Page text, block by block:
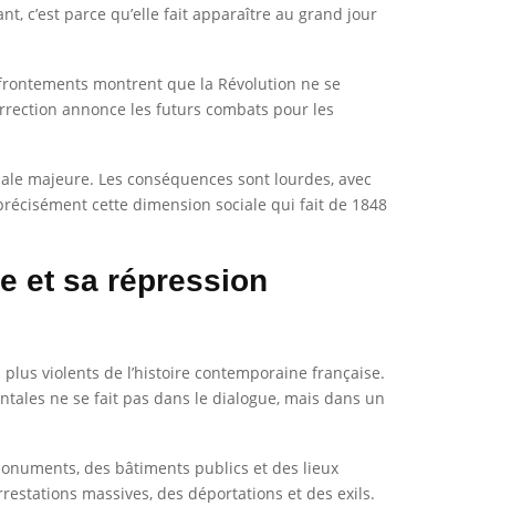
c’est parce qu’elle fait apparaître au grand jour
montrent que la Révolution ne se
annonce les futurs combats pour les
majeure. Les conséquences sont lourdes, avec
cette dimension sociale qui fait de 1848
et sa répression
plus violents de l’histoire contemporaine française.
ne se fait pas dans le dialogue, mais dans un
des bâtiments publics et des lieux
massives, des déportations et des exils.